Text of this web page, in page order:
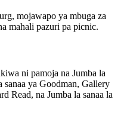
mojawapo ya mbuga za
mahali pazuri pa picnic.
ni pamoja na Jumba la
sanaa ya Goodman, Gallery
Read, na Jumba la sanaa la